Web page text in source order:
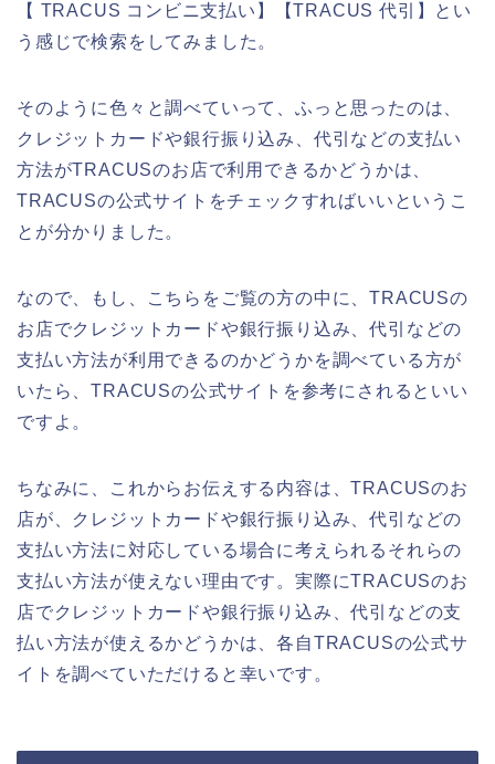
【 TRACUS コンビニ支払い】【TRACUS 代引】とい
う感じで検索をしてみました。
そのように色々と調べていって、ふっと思ったのは、
クレジットカードや銀行振り込み、代引などの支払い
方法がTRACUSのお店で利用できるかどうかは、
TRACUSの公式サイトをチェックすればいいというこ
とが分かりました。
なので、もし、こちらをご覧の方の中に、TRACUSの
お店でクレジットカードや銀行振り込み、代引などの
支払い方法が利用できるのかどうかを調べている方が
いたら、TRACUSの公式サイトを参考にされるといい
ですよ。
ちなみに、これからお伝えする内容は、TRACUSのお
店が、クレジットカードや銀行振り込み、代引などの
支払い方法に対応している場合に考えられるそれらの
支払い方法が使えない理由です。実際にTRACUSのお
店でクレジットカードや銀行振り込み、代引などの支
払い方法が使えるかどうかは、各自TRACUSの公式サ
イトを調べていただけると幸いです。